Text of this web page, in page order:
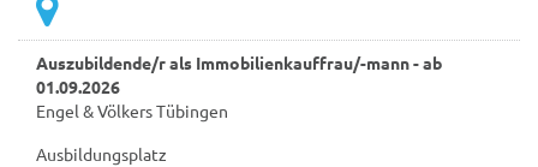
Auszubildende/r als Immobilienkauffrau/-mann - ab
01.09.2026
Engel & Völkers Tübingen
Ausbildungsplatz